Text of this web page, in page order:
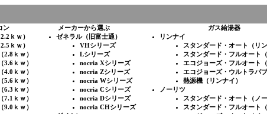
ン
ｋｗ）
ｋｗ）
2.8ｋｗ）
3.6ｋｗ）
4.0ｋｗ）
5.6ｋｗ）
6.3ｋｗ）
7.1ｋｗ）
9.0ｋｗ）
メーカーから選ぶ
ゼネラル（旧富士通）
VHシリーズ
Lシリーズ
nocria Xシリーズ
nocria Zシリーズ
nocria Wシリーズ
nocria Cシリーズ
nocria Dシリーズ
nocria CHシリーズ
ガス給湯器
リンナイ
スタンダード・オート（リン
スタンダード・フルオート（
エコジョーズ・フルオート（
エコジョーズ・ウルトラバ
熱源機（リンナイ）
ノーリツ
スタンダード・オート（ノー
スタンダード・フルオート（